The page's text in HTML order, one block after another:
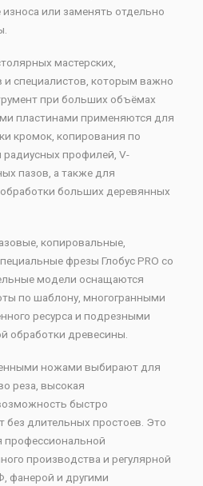
или заменять отдельно
мастерских,
специалистов, которым важно
при больших объёмах
пластинами применяются для
кромок, копирования по
профилей, V-
пазов, а также для
больших деревянных
копировальные,
фрезы Глобус PRO со
модели оснащаются
по шаблону, многогранными
ресурса и подрезными
обработки древесины.
ножами выбирают для
реза, высокая
быстро
без длительных простоев. Это
профессиональной
производства и регулярной
фанерой и другими